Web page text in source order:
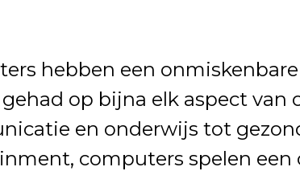
hebben een
op bijna elk aspect van
en onderwijs tot
computers spelen een